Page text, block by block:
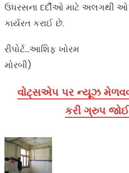
ઉધરસના દર્દીઓ માટે અલગથી
કાર્યરત કરાઈ છે.
રીપોર્ટ…આશિફ ખોરમ
મોરબી)
વોટ્સએપ પર ન્યૂઝ
કરી ગ્રુપ